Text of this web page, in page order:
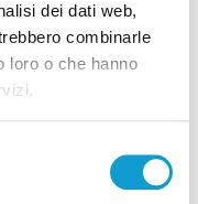
dei dati web,
combinarle
loro o che hanno
la Samb e passa